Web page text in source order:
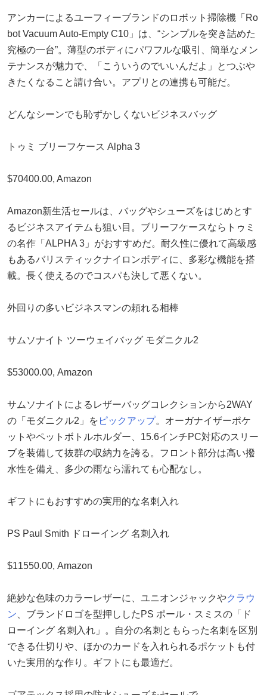
アンカーによるユーフィーブランドのロボット掃除機「Ro
bot Vacuum Auto-Empty C10」は、“シンプルを突き詰めた
究極の一台”。薄型のボディにパワフルな吸引、簡単なメン
テナンスが魅力で、「こういうのでいいんだよ」とつぶや
きたくなること請け合い。アプリとの連携も可能だ。
どんなシーンでも恥ずかしくないビジネスバッグ
トゥミ ブリーフケース Alpha 3
$70400.00, Amazon
Amazon新生活セールは、バッグやシューズをはじめとす
るビジネスアイテムも狙い目。ブリーフケースならトゥミ
の名作「ALPHA 3」がおすすめだ。耐久性に優れて高級感
もあるバリスティックナイロンボディに、多彩な機能を搭
載。長く使えるのでコスパも決して悪くない。
外回りの多いビジネスマンの頼れる相棒
サムソナイト ツーウェイバッグ モダニクル2
$53000.00, Amazon
サムソナイトによるレザーバッグコレクションから2WAY
の「モダニクル2」を ピックアップ。オーガナイザーポケ
ットやペットボトルホルダー、15.6インチPC対応のスリー
ブを装備して抜群の収納力を誇る。フロント部分は高い撥
水性を備え、多少の雨なら濡れても心配なし。
ギフトにもおすすめの実用的な名刺入れ
PS Paul Smith ドローイング 名刺入れ
$11550.00, Amazon
絶妙な色味のカラーレザーに、ユニオンジャックやクラウ
ン 、ブランドロゴを型押ししたPS ポール・スミスの「ド
ローイング 名刺入れ」。自分の名刺ともらった名刺を区別
できる仕切りや、ほかのカードを入れられるポケットも付
いた実用的な作り。ギフトにも最適だ。